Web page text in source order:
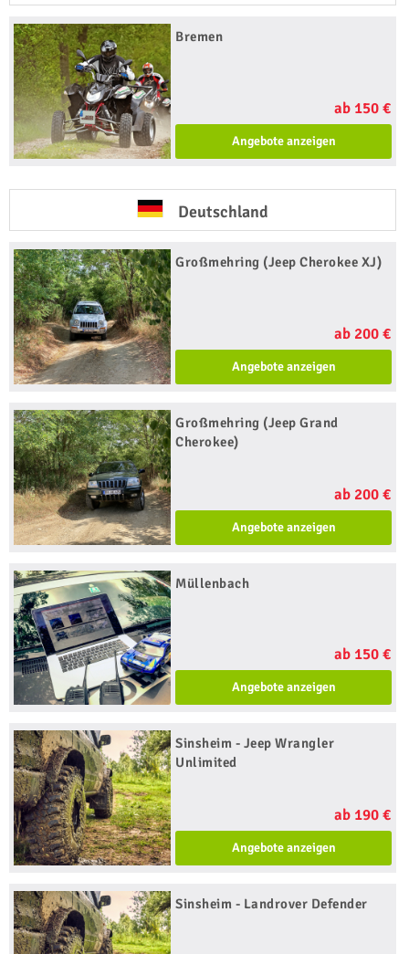
Bremen
ab 150 €
Angebote anzeigen
Deutschland
Großmehring (Jeep Cherokee XJ)
ab 200 €
Angebote anzeigen
Großmehring (Jeep Grand
Cherokee)
ab 200 €
Angebote anzeigen
Müllenbach
ab 150 €
Angebote anzeigen
Sinsheim - Jeep Wrangler
Unlimited
ab 190 €
Angebote anzeigen
Sinsheim - Landrover Defender